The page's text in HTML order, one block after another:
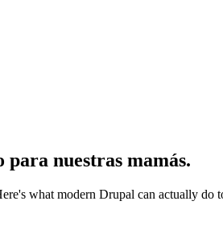
nuestras mamás.
what modern Drupal can actually do